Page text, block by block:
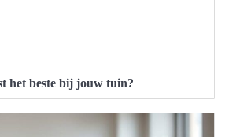
het beste bij jouw tuin?